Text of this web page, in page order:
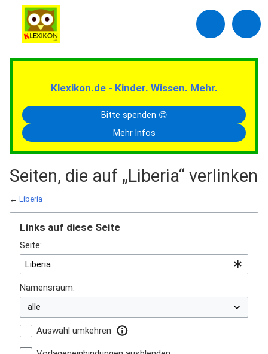
Klexikon.de - Kinder. Wissen. Mehr.
Bitte spenden 😊
Mehr Infos
Seiten, die auf „Liberia“ verlinken
← Liberia
Links auf diese Seite
Seite:
Namensraum:
Auswahl umkehren